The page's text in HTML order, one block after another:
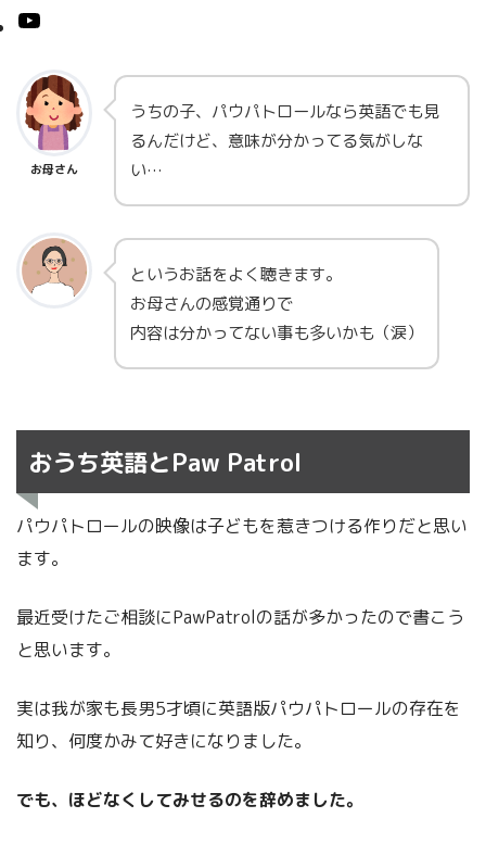
お母さん
うちの子、パウパトロールなら英語でも見
るんだけど、意味が分かってる気がしな
い…
というお話をよく聴きます。
お母さんの感覚通りで
内容は分かってない事も多いかも（涙）
おうち英語とPaw Patrol
パウパトロールの映像は子どもを惹きつける作りだと思い
ます。
最近受けたご相談にPawPatrolの話が多かったので書こう
と思います。
実は我が家も長男5才頃に英語版パウパトロールの存在を
知り、何度かみて好きになりました。
でも、ほどなくしてみせるのを辞めました。